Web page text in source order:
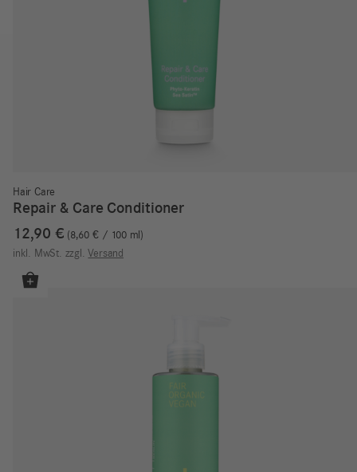
Hair Care
Repair & Care Conditioner
12,90 € 8,60€ / 100 ml
inkl. MwSt. zzgl. Versand